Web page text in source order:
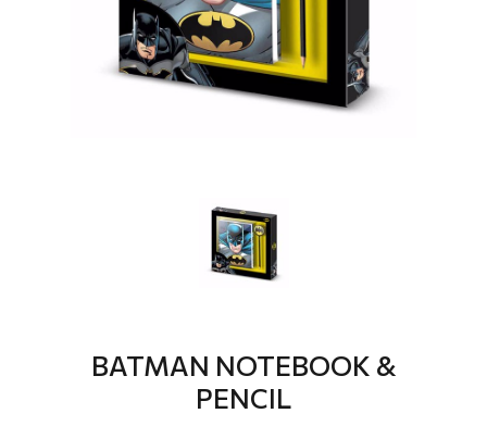
BATMAN NOTEBOOK &
PENCIL